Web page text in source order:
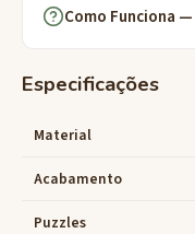
Como Funciona
Especificações
Material
Acabamento
Puzzles